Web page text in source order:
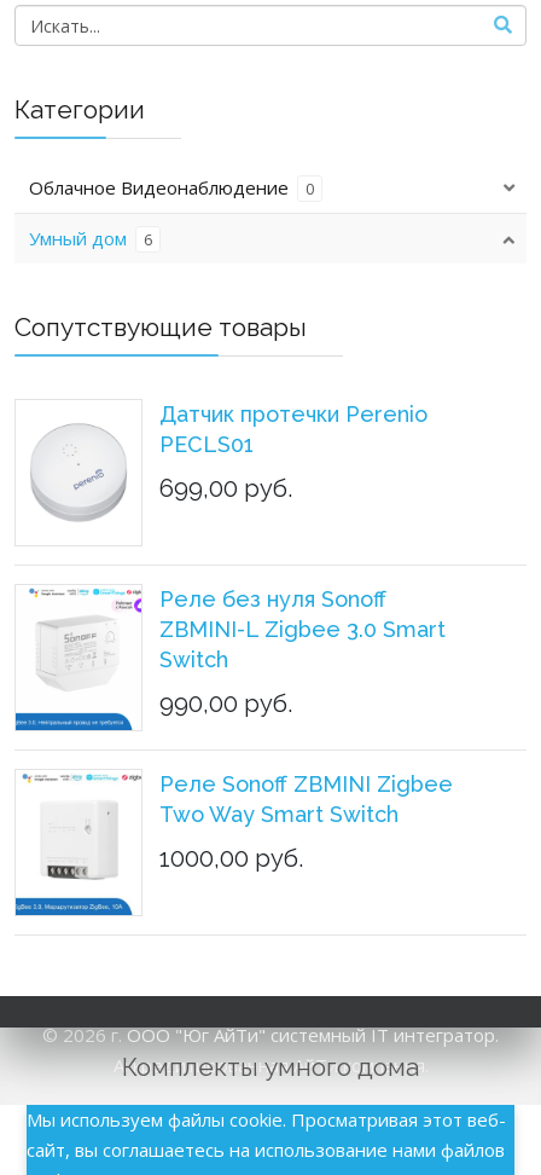
Комплекты умного дома
Категории
Облачное Видеонаблюдение 0
Умный дом 6
Сопутствующие товары
Датчик протечки Perenio
PECLS01
699,00 руб.
Реле без нуля Sonoff
ZBMINI-L Zigbee 3.0 Smart
Switch
990,00 руб.
Реле Sonoff ZBMINI Zigbee
Two Way Smart Switch
1000,00 руб.
© 2026 г.ООО "Юг АйТи" системный IT интегратор.
Аккредитированная АйТи компания.
Мы используем файлы cookie. Просматривая этот веб-
сайт, вы соглашаетесь на использование нами файлов